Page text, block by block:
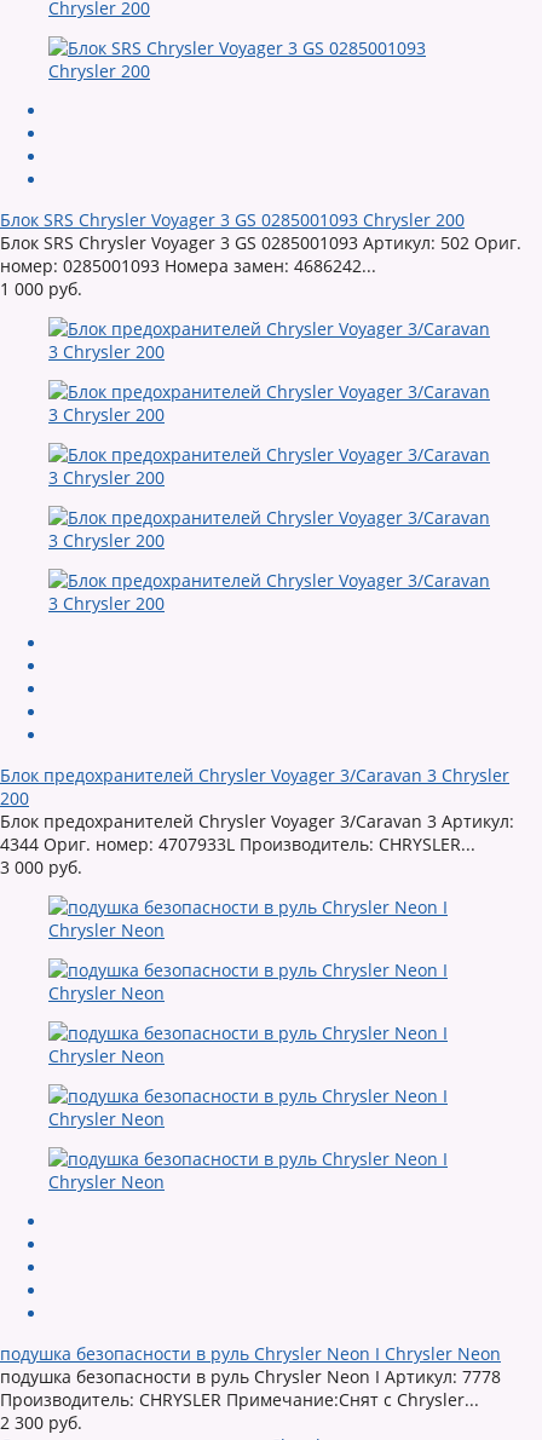
Блок SRS Chrysler Voyager 3 GS 0285001093 Chrysler 200
Блок SRS Chrysler Voyager 3 GS 0285001093 Артикул: 502 Ориг.
номер: 0285001093 Номера замен: 4686242...
1 000 руб.
Блок предохранителей Chrysler Voyager 3/Caravan 3 Chrysler
200
Блок предохранителей Chrysler Voyager 3/Caravan 3 Артикул:
4344 Ориг. номер: 4707933L Производитель: CHRYSLER...
3 000 руб.
подушка безопасности в руль Chrysler Neon I Chrysler Neon
подушка безопасности в руль Chrysler Neon I Артикул: 7778
Производитель: CHRYSLER Примечание:Снят с Chrysler...
2 300 руб.